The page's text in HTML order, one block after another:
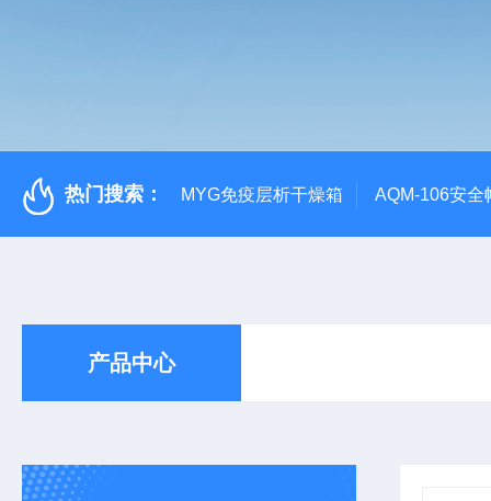
热门搜索： MYG免疫层析干燥箱 AQM-106安全
产品中心